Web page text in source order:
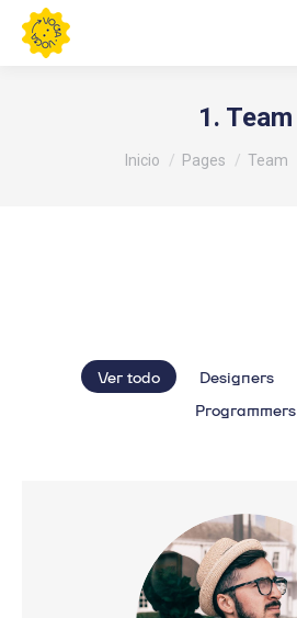
1. Team
Estás aquí:
Inicio Pages Team
Ver todo Designers
Programmers